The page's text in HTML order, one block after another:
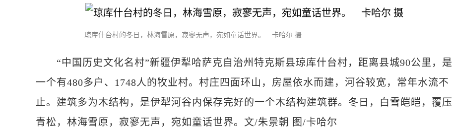
琼库什台村的冬日，林海雪原，寂寥无声，宛如童话世界。 卡哈尔 摄
“中国历史文化名村”新疆伊犁哈萨克自治州特克斯县琼库什台村，距离县城90公里，是
一个有480多户、1748人的牧业村。村庄四面环山，房屋依水而建，河谷较宽，常年水流不
止。建筑多为木结构，是伊犁河谷内保存完好的一个木结构建筑群。冬日，白雪皑皑，覆压
青松，林海雪原，寂寥无声，宛如童话世界。文/朱景朝 图/卡哈尔